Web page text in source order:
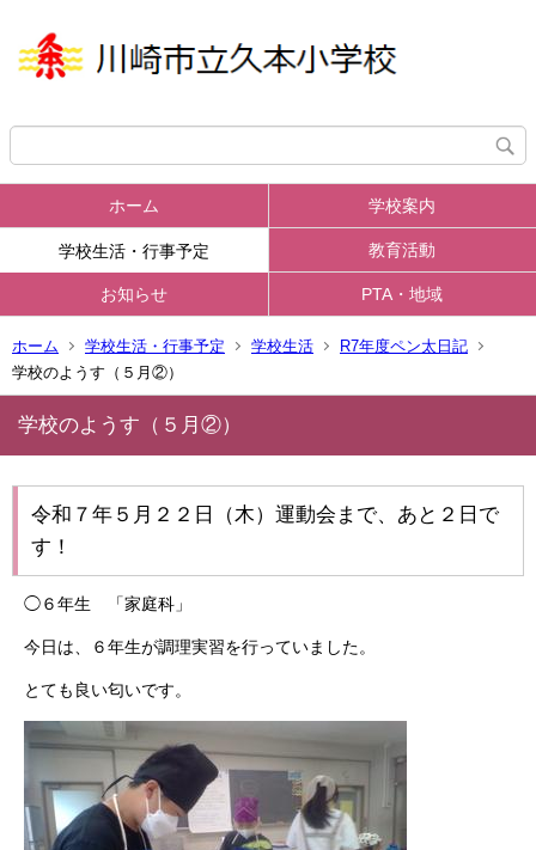
ホーム 学校案内
学校生活・行事予定 教育活動
お知らせ PTA・地域
ホーム 学校生活・行事予定 学校生活
R7年度ペン太日記
学校のようす（５月②）
学校のようす（５月②）
令和７年５月２２日（木）運動会まで、あと２日で
す！
◯６年生 「家庭科」
今日は、６年生が調理実習を行っていました。
とても良い匂いです。